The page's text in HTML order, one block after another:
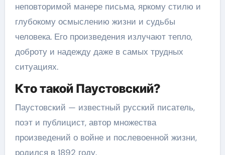
неповторимой манере письма, яркому стилю и
глубокому осмыслению жизни и судьбы
человека. Его произведения излучают тепло,
доброту и надежду даже в самых трудных
ситуациях.
Кто такой Паустовский?
Паустовский — известный русский писатель,
поэт и публицист, автор множества
произведений о войне и послевоенной жизни,
родился в 1892 году.